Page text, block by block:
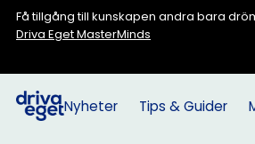
Få tillgång till kunskapen andra bara
Driva Eget MasterMinds
Nyheter Tips & Guider